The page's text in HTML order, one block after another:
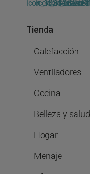
Tienda
Calefacción
Ventiladores
Cocina
Belleza y salud
Hogar
Menaje